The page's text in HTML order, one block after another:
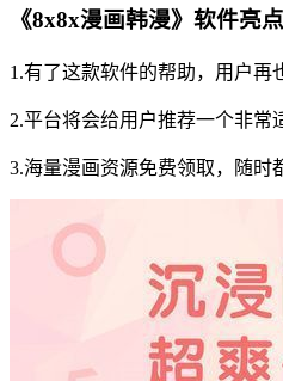
《8x8x漫画韩漫》软件亮点
1.有了这款软件的帮助，用户再
2.平台将会给用户推荐一个非常
3.海量漫画资源免费领取，随时